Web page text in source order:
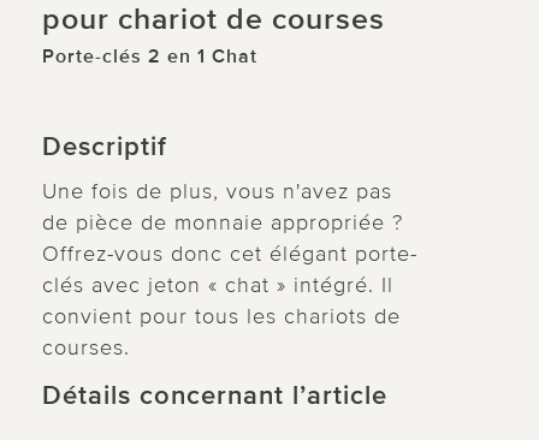
pour chariot de courses
Porte-clés 2 en 1 Chat
Descriptif
Une fois de plus, vous n'avez pas
de pièce de monnaie appropriée ?
Offrez-vous donc cet élégant porte-
clés avec jeton « chat » intégré. Il
convient pour tous les chariots de
courses.
Détails concernant l’article